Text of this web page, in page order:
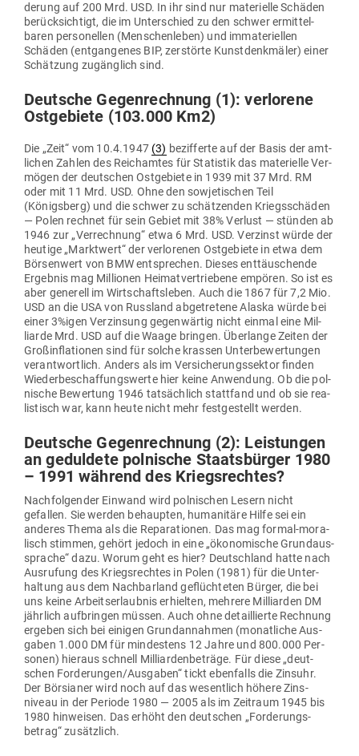
derung auf 200 Mrd. USD. In ihr sind nur mate­rielle Schäden
berück­sichtigt, die im Unter­schied zu den schwer ermit­tel­
baren per­so­nellen (Men­schen­leben) und imma­te­ri­ellen
Schäden (ent­gan­genes BIP, zer­störte Kunst­denk­mäler) einer
Schätzung zugänglich sind.
Deutsche Gegen­rechnung (1): ver­lorene
Ost­ge­biete (103.000 Km2)
Die „Zeit“ vom 10.4.1947 (3) bezif­ferte auf der Basis der amt­
lichen Zahlen des Reich­amtes für Sta­tistik das mate­rielle Ver­
mögen der deut­schen Ost­ge­biete in 1939 mit 37 Mrd. RM
oder mit 11 Mrd. USD. Ohne den sowje­ti­schen Teil
(Königsberg) und die schwer zu schät­zenden Kriegs­schäden
— Polen rechnet für sein Gebiet mit 38% Verlust — stünden ab
1946 zur „Ver­rechnung“ etwa 6 Mrd. USD. Ver­zinst würde der
heutige „Marktwert“ der ver­lo­renen Ost­ge­biete in etwa dem
Bör­senwert von BMW ent­sprechen. Dieses ent­täu­schende
Ergebnis mag Mil­lionen Hei­mat­ver­triebene empören. So ist es
aber generell im Wirt­schafts­leben. Auch die 1867 für 7,2 Mio.
USD an die USA von Russland abge­tretene Alaska würde bei
einer 3%igen Ver­zinsung gegen­wärtig nicht einmal eine Mil­
liarde Mrd. USD auf die Waage bringen. Über­lange Zeiten der
Groß­in­fla­tionen sind für solche krassen Unter­be­wer­tungen
ver­ant­wortlich. Anders als im Ver­si­che­rungs­sektor finden
Wie­der­be­schaf­fungs­werte hier keine Anwendung. Ob die pol­
nische Bewertung 1946 tat­sächlich stattfand und ob sie rea­
lis­tisch war, kann heute nicht mehr fest­ge­stellt werden.
Deutsche Gegen­rechnung (2): Leis­tungen
an geduldete pol­nische Staats­bürger 1980
– 1991 während des Kriegsrechtes?
Nach­fol­gender Einwand wird pol­ni­schen Lesern nicht
gefallen. Sie werden behaupten, huma­nitäre Hilfe sei ein
anderes Thema als die Repa­ra­tionen. Das mag formal-mora­
lisch stimmen, gehört jedoch in eine „öko­no­mische Grund­aus­
sprache“ dazu. Worum geht es hier? Deutschland hatte nach
Aus­rufung des Kriegs­rechtes in Polen (1981) für die Unter­
haltung aus dem Nach­barland geflüch­teten Bürger, die bei
uns keine Arbeits­er­laubnis erhielten, mehrere Mil­li­arden DM
jährlich auf­bringen müssen. Auch ohne detail­lierte Rechnung
ergeben sich bei einigen Grund­an­nahmen (monat­liche Aus­
gaben 1.000 DM für min­destens 12 Jahre und 800.000 Per­
sonen) hieraus schnell Mil­li­ar­den­be­träge. Für diese „deut­
schen Forderungen/Ausgaben“ tickt eben­falls die Zinsuhr.
Der Bör­sianer wird noch auf das wesentlich höhere Zins­
niveau in der Periode 1980 — 2005 als im Zeitraum 1945 bis
1980 hin­weisen. Das erhöht den deut­schen „For­de­rungs­
betrag“ zusätzlich.